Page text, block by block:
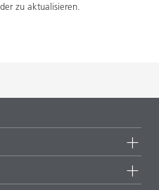
zu aktualisieren.